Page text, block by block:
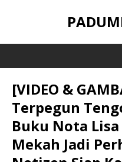
[VIDEO &
Terpegun
Buku Nota
Mekah Jadi